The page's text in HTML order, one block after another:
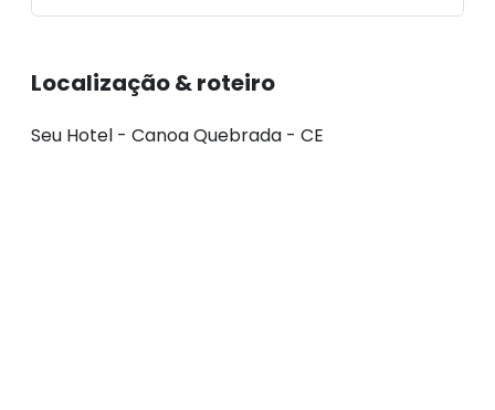
Localização & roteiro
Seu Hotel - Canoa Quebrada - CE